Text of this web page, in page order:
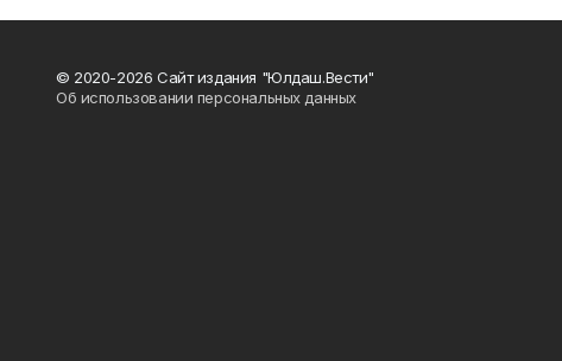
© 2020-2026 Сайт издания "Юлдаш.Вести"
Об использовании персональных данных